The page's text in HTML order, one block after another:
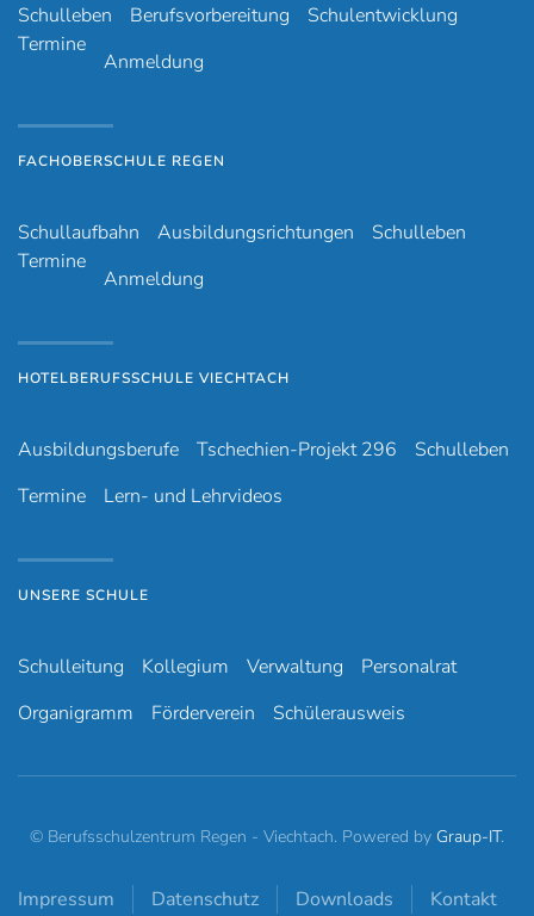
Schulleben Berufsvorbereitung
Schulentwicklung
Termine
Anmeldung
FACHOBERSCHULE REGEN
Schullaufbahn Ausbildungsrichtungen
Schulleben
Termine
Anmeldung
HOTELBERUFSSCHULE VIECHTACH
Ausbildungsberufe Tschechien-Projekt 296
Schulleben
Termine
Lern- und Lehrvideos
UNSERE SCHULE
Schulleitung Kollegium Verwaltung
Personalrat
Organigramm
Förderverein Schülerausweis
© Berufsschulzentrum Regen - Viechtach. Powered by Graup-IT.
Impressum Datenschutz Downloads Kontakt